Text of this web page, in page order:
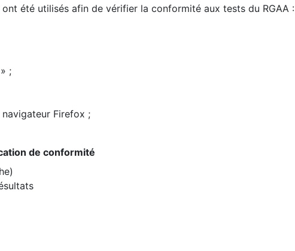
été utilisés afin de vérifier la conformité aux tests du RGAA :
;
Firefox ;
de conformité